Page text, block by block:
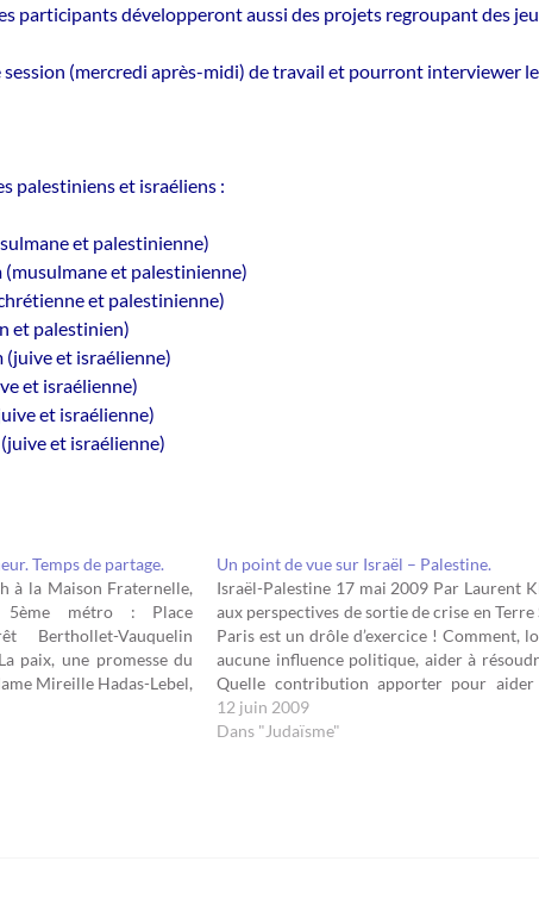
participants développeront aussi des projets regroupant des
session (mercredi après-midi) de travail et pourront interviewer
palestiniens et israéliens :
et palestinienne)
et palestinienne)
et palestinienne)
et palestinien)
(juive et israélienne)
et israélienne)
et israélienne)
et israélienne)
Temps de partage.
à la Maison Fraternelle,
métro : Place
Berthollet-Vauquelin
paix, une promesse du
Mireille Hadas-Lebel,
à l’Université de Paris
Un point de vue sur Israël – Palestine.
Israël-Palestine 17 mai 2009 Par Laurent
aux perspectives de sortie de crise en Terre
Paris est un drôle d’exercice ! Comment,
aucune influence politique, aider à
Quelle contribution apporter pour aider
Palestiniens à sortir de l’ornière ?…
12 juin 2009
Dans "Judaïsme"